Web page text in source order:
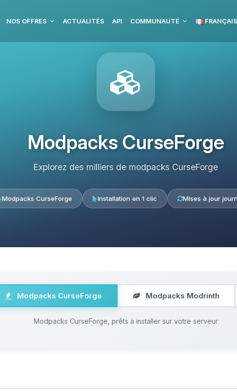
NOS OFFRES ACTUALITÉS API COMMUNAUTÉ FRANÇAIS
Modpacks CurseForge
Explorez des milliers de modpacks CurseForge
Modpacks CurseForge Installation en 1 clic Mises à jour
Modpacks CurseForge Modpacks Modrinth
Modpacks CurseForge, prêts à installer sur votre serveur